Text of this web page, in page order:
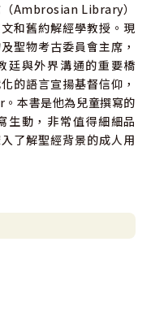
Ambrosian Library）
和舊約解經學教授。現
聖物考古委員會主席，
廷與外界溝通的重要橋
的語言宣揚基督信仰，
本書是他為兒童撰寫的
生動，非常值得細細品
了解聖經背景的成人用